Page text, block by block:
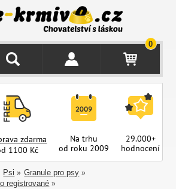
0
zdarma
1100 Kč
Na trhu
od roku 2009
29.000+
hodnocení
Psi » Granule pro psy »
registrované »